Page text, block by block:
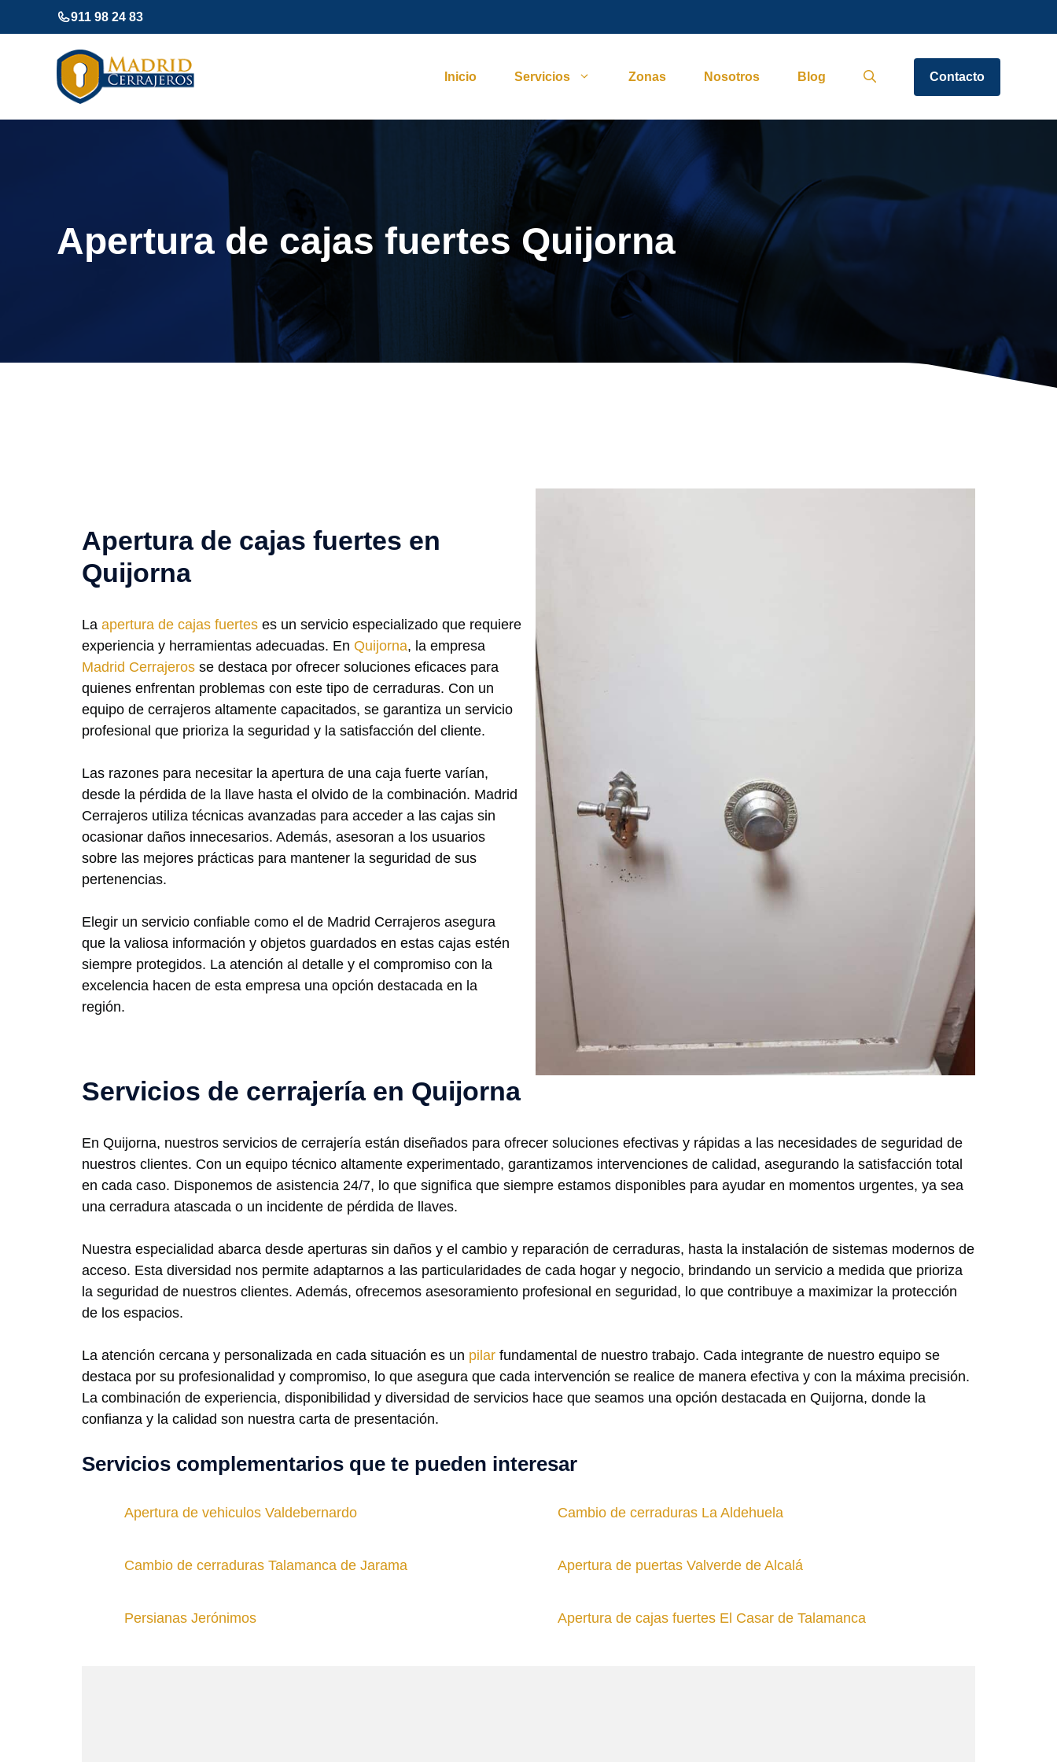
al
911 98 24 83
Inicio Servicios Zonas Nosotros Blog Contacto
Apertura de cajas fuertes Quijorna
Apertura de cajas fuertes en
Quijorna
La apertura de cajas fuertes es un servicio especializado que requiere
experiencia y herramientas adecuadas. En Quijorna, la empresa
Madrid Cerrajeros se destaca por ofrecer soluciones eficaces para
quienes enfrentan problemas con este tipo de cerraduras. Con un
equipo de cerrajeros altamente capacitados, se garantiza un servicio
profesional que prioriza la seguridad y la satisfacción del cliente.
Las razones para necesitar la apertura de una caja fuerte varían,
desde la pérdida de la llave hasta el olvido de la combinación. Madrid
Cerrajeros utiliza técnicas avanzadas para acceder a las cajas sin
ocasionar daños innecesarios. Además, asesoran a los usuarios
sobre las mejores prácticas para mantener la seguridad de sus
pertenencias.
Elegir un servicio confiable como el de Madrid Cerrajeros asegura
que la valiosa información y objetos guardados en estas cajas estén
siempre protegidos. La atención al detalle y el compromiso con la
excelencia hacen de esta empresa una opción destacada en la
región.
Servicios de cerrajería en Quijorna
En Quijorna, nuestros servicios de cerrajería están diseñados para ofrecer soluciones efectivas y rápidas a las necesidades de seguridad de
nuestros clientes. Con un equipo técnico altamente experimentado, garantizamos intervenciones de calidad, asegurando la satisfacción total
en cada caso. Disponemos de asistencia 24/7, lo que significa que siempre estamos disponibles para ayudar en momentos urgentes, ya sea
una cerradura atascada o un incidente de pérdida de llaves.
Nuestra especialidad abarca desde aperturas sin daños y el cambio y reparación de cerraduras, hasta la instalación de sistemas modernos de
acceso. Esta diversidad nos permite adaptarnos a las particularidades de cada hogar y negocio, brindando un servicio a medida que prioriza
la seguridad de nuestros clientes. Además, ofrecemos asesoramiento profesional en seguridad, lo que contribuye a maximizar la protección
de los espacios.
La atención cercana y personalizada en cada situación es un pilar fundamental de nuestro trabajo. Cada integrante de nuestro equipo se
destaca por su profesionalidad y compromiso, lo que asegura que cada intervención se realice de manera efectiva y con la máxima precisión.
La combinación de experiencia, disponibilidad y diversidad de servicios hace que seamos una opción destacada en Quijorna, donde la
confianza y la calidad son nuestra carta de presentación.
Servicios complementarios que te pueden interesar
Apertura de vehiculos Valdebernardo Cambio de cerraduras La Aldehuela
Cambio de cerraduras Talamanca de Jarama Apertura de puertas Valverde de Alcalá
Persianas Jerónimos Apertura de cajas fuertes El Casar de Talamanca